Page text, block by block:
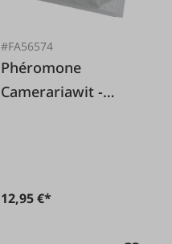
#FA56574
Phéromone
Camerariawit -
12,95 €*